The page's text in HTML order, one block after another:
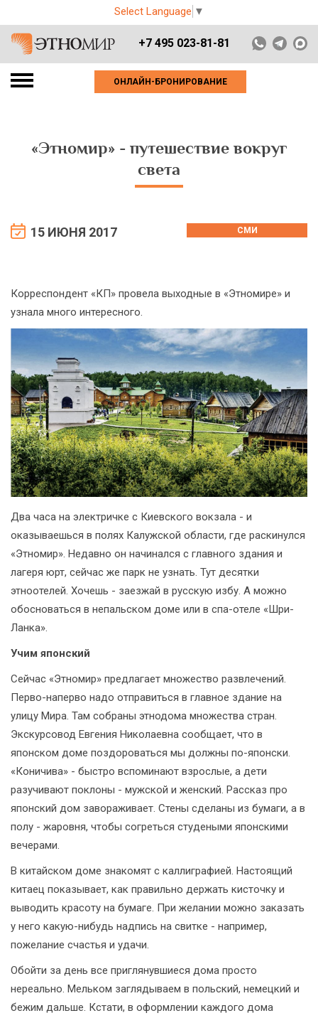
Select Language ▼
+7 495 023-81-81
ОНЛАЙН-БРОНИРОВАНИЕ
«Этномир» - путешествие вокруг
света
15 ИЮНЯ 2017 СМИ
Корреспондент «КП» провела выходные в «Этномире» и
узнала много интересного.
Два часа на электричке с Киевского вокзала - и
оказываешься в полях Калужской области, где раскинулся
«Этномир». Недавно он начинался с главного здания и
лагеря юрт, сейчас же парк не узнать. Тут десятки
этноотелей. Хочешь - заезжай в русскую избу. А можно
обосноваться в непальском доме или в спа-отеле «Шри-
Ланка».
Учим японский
Сейчас «Этномир» предлагает множество развлечений.
Перво-наперво надо отправиться в главное здание на
улицу Мира. Там собраны этнодома множества стран.
Экскурсовод Евгения Николаевна сообщает, что в
японском доме поздороваться мы должны по-японски.
«Коничива» - быстро вспоминают взрослые, а дети
разучивают поклоны - мужской и женский. Рассказ про
японский дом завораживает. Стены сделаны из бумаги, а в
полу - жаровня, чтобы согреться студеными японскими
вечерами.
В китайском доме знакомят с каллиграфией. Настоящий
китаец показывает, как правильно держать кисточку и
выводить красоту на бумаге. При желании можно заказать
у него какую-нибудь надпись на свитке - например,
пожелание счастья и удачи.
Обойти за день все приглянувшиеся дома просто
нереально. Мельком заглядываем в польский, немецкий и
бежим дальше. Кстати, в оформлении каждого дома